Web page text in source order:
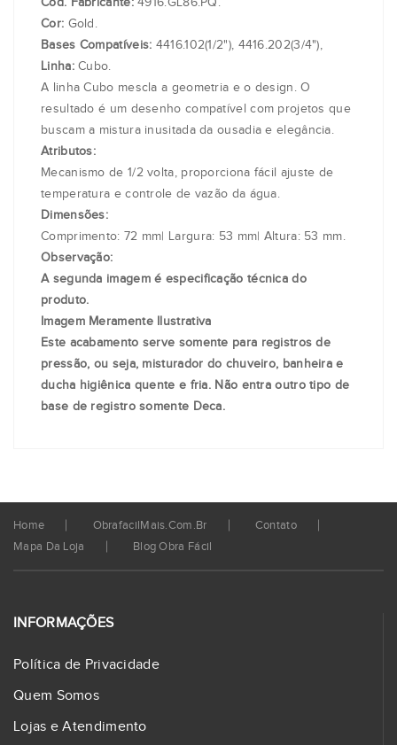
Cod. Fabricante:4916.GL86.PQ.
Cor: Gold.
Bases Compatíveis: 4416.102(1/2"), 4416.202(3/4"),
Linha:Cubo.
A linha Cubo mescla a geometria e o design. O
resultado é um desenho compatível com projetos que
buscam a mistura inusitada da ousadia e elegância.
Atributos:
Mecanismo de 1/2 volta, proporciona fácil ajuste de
temperatura e controle de vazão da água.
Dimensões:
Comprimento: 72 mm| Largura: 53 mm| Altura: 53 mm.
Observação:
A segunda imagem é especificação técnica do
produto.
Imagem Meramente Ilustrativa
Este acabamento serve somente para registros de
pressão, ou seja, misturador do chuveiro, banheira e
ducha higiênica quente e fria. Não entra outro tipo de
base de registro somente Deca.
Home ObrafacilMais.com.br
Contato
Mapa Da Loja
Blog Obra Fácil
INFORMAÇÕES
Política de Privacidade
Quem Somos
Lojas e Atendimento